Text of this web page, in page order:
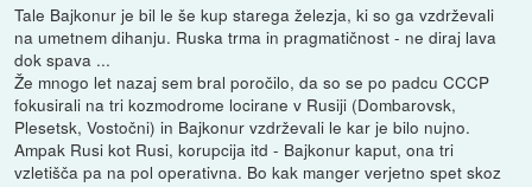
Tale Bajkonur je bil le še kup starega železja, ki so ga vzdrževali
na umetnem dihanju. Ruska trma in pragmatičnost - ne diraj lava
dok spava ...
Že mnogo let nazaj sem bral poročilo, da so se po padcu CCCP
fokusirali na tri kozmodrome locirane v Rusiji (Dombarovsk,
Plesetsk, Vostočni) in Bajkonur vzdrževali le kar je bilo nujno.
Ampak Rusi kot Rusi, korupcija itd - Bajkonur kaput, ona tri
vzletišča pa na pol operativna. Bo kak manger verjetno spet skoz